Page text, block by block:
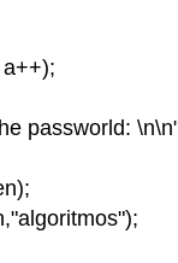
passworld: